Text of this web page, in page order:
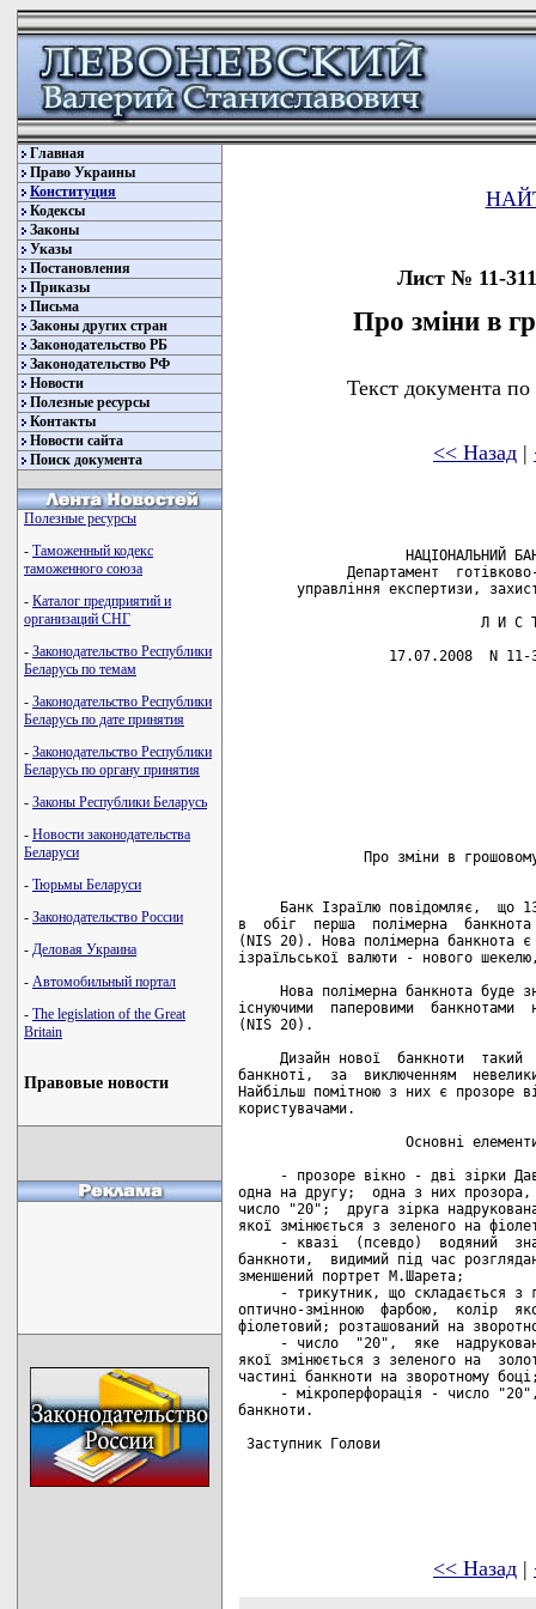
Главная
Право Украины
Конституция
Кодексы
Законы
Указы
Постановления
Приказы
Письма
Законы других стран
Законодательство РБ
Законодательство РФ
Новости
Полезные ресурсы
Контакты
Новости сайта
Поиск документа
Полезные ресурсы
- Таможенный кодекс
таможенного союза
- Каталог предприятий и
организаций СНГ
- Законодательство Республики
Беларусь по темам
- Законодательство Республики
Беларусь по дате принятия
- Законодательство Республики
Беларусь по органу принятия
- Законы Республики Беларусь
- Новости законодательства
Беларуси
- Тюрьмы Беларуси
- Законодательство России
- Деловая Украина
- Автомобильный портал
- The legislation of the Great
Britain
Правовые новости
Лист № 11-
Про зміни в
Текст документа
<< Назад |
НАЦІОНАЛЬНИЙ
Департамент
управління експертизи,
Л И С
17.07.2008  N
Про зміни в
Банк Ізраїлю повідомляє,  що
в  обіг  перша  полімерна
(NIS 20). Нова полімерна банкнота є
ізраїльської валюти - нового
Нова полімерна банкнота буде
існуючими  паперовими
(NIS 20).
Дизайн нової  банкноти  такий
банкноті,  за  виключенням
Найбільш помітною з них є прозоре
користувачами.
Основні
- прозоре вікно - дві зірки
одна на другу;  одна з них
число "20";  друга зірка
якої змінюється з зеленого на
- квазі  (псевдо)  водяний
банкноти,  видимий під час
зменшений портрет М.Шарета;
- трикутник, що складається з
оптично-змінною  фарбою,  колір
фіолетовий; розташований на
- число  "20",  яке
якої змінюється з зеленого на
частині банкноти на зворотному
- мікроперфорація - число
банкноти.
Заступник Голови
<< Назад |